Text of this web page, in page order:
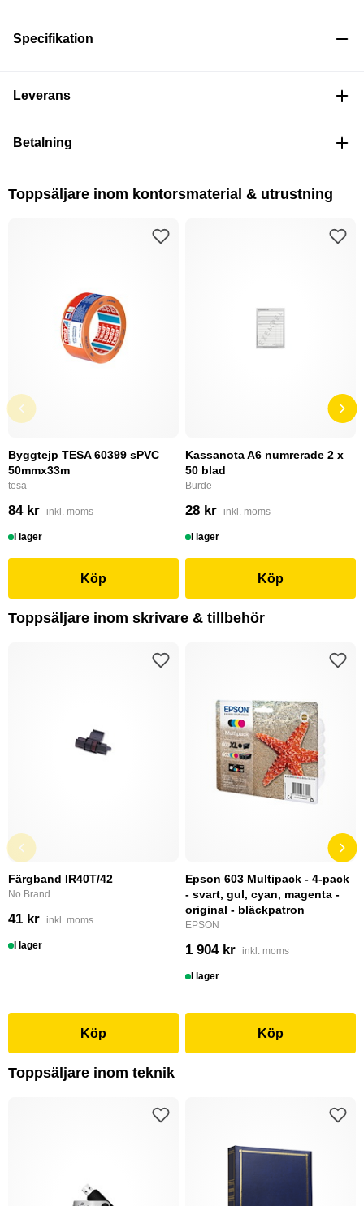
Specifikation
Leverans
Betalning
Toppsäljare inom kontorsmaterial & utrustning
Byggtejp TESA 60399 sPVC
50mmx33m
tesa
84 kr inkl. moms
I lager
Köp
Kassanota A6 numrerade 2 x
50 blad
Burde
28 kr inkl. moms
I lager
Köp
Toppsäljare inom skrivare & tillbehör
Färgband IR40T/42
No Brand
41 kr inkl. moms
I lager
Köp
Epson 603 Multipack - 4-pack
- svart, gul, cyan, magenta -
original - bläckpatron
EPSON
1 904 kr inkl. moms
I lager
Köp
Toppsäljare inom teknik